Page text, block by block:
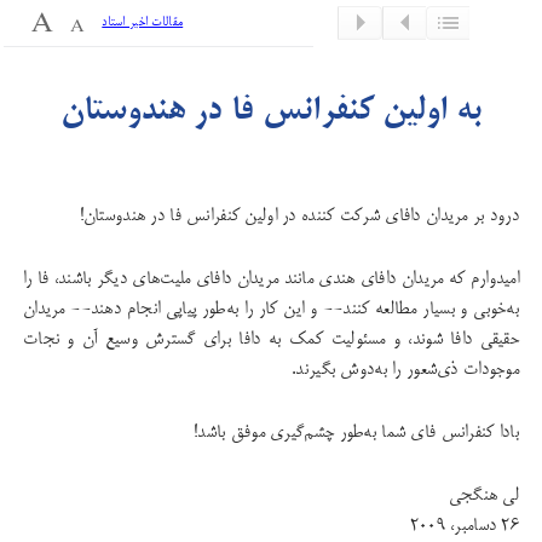
مقالات اخیر استاد
به اولین کنفرانس فا در هندوستان
درود بر مریدان دافای شرکت کننده در اولین کنفرانس فا در هندوستان!
امیدوارم که مریدان دافای هندی مانند مریدان دافای ملیت‌های دیگر باشند، فا را
به‌خوبی و بسیار مطالعه کنند-- و این کار را به‌طور پیاپی انجام دهند-- مریدان
حقیقی دافا شوند، و مسئولیت کمک به دافا برای گسترش وسیع آن و نجات
موجودات ذی‌شعور را به‌دوش بگیرند.
بادا کنفرانس فای شما به‌طور چشم‌گیری موفق باشد!
لی هنگجی
۲۶ دسامبر، ۲۰۰۹